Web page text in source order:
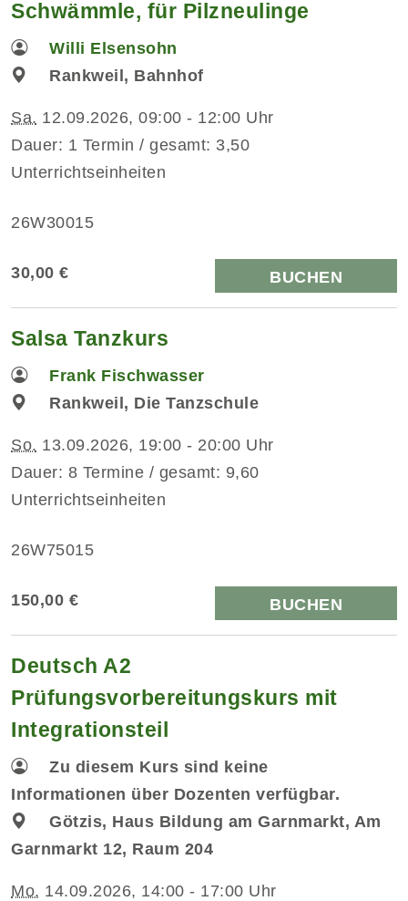
Schwämmle, für Pilzneulinge
Willi Elsensohn
Rankweil, Bahnhof
Sa. 12.09.2026, 09:00 - 12:00 Uhr
Dauer: 1 Termin / gesamt: 3,50
Unterrichtseinheiten
26W30015
30,00 € BUCHEN
Salsa Tanzkurs
Frank Fischwasser
Rankweil, Die Tanzschule
So. 13.09.2026, 19:00 - 20:00 Uhr
Dauer: 8 Termine / gesamt: 9,60
Unterrichtseinheiten
26W75015
150,00 € BUCHEN
Deutsch A2
Prüfungsvorbereitungskurs mit
Integrationsteil
Zu diesem Kurs sind keine
Informationen über Dozenten verfügbar.
Götzis, Haus Bildung am Garnmarkt, Am
Garnmarkt 12, Raum 204
Mo. 14.09.2026, 14:00 - 17:00 Uhr